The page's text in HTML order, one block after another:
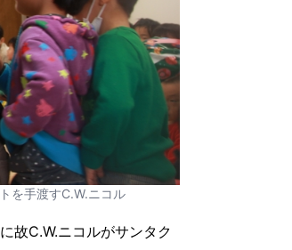
を手渡すC.W.ニコル
故C.W.ニコルがサンタク